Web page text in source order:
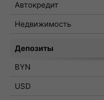
Автокредит
Недвижимость
Депозиты
BYN
USD